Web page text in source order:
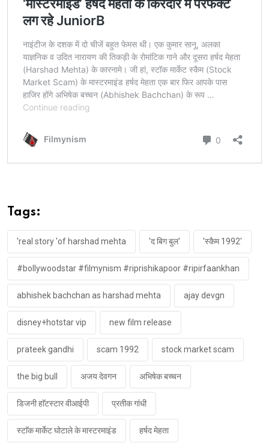
pic.twitter.com/KhrrwJ6wLA
Tags:
'real story 'of harshad mehta 'द बिग बुल' 'स्कैम 1992'
#bollywoodstar #filmynism #riprishikapoor #ripirfaankhan
abhishek bachchan as harshad mehta ajay devgn
disney+hotstar vip new film release
prateek gandhi scam 1992 stock market scam
the big bull अजय देवगन अभिषेक बच्चन
डिजनी हाॅटस्टार वीआईपी प्रतीक गांधी
स्टाॅक मार्केट घोटाले के मास्टरमाइंड हर्षद मेहता